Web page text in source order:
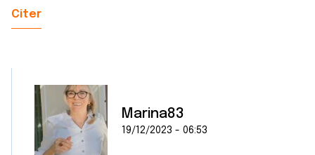
Citer
Marina83
19/12/2023 - 06:53